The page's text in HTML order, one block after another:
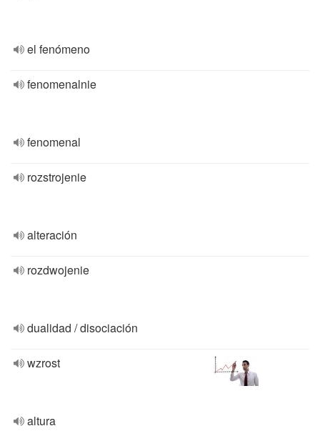
el fenómeno
fenomenalnie
fenomenal
rozstrojenie
alteración
rozdwojenie
dualidad / disociación
wzrost
altura